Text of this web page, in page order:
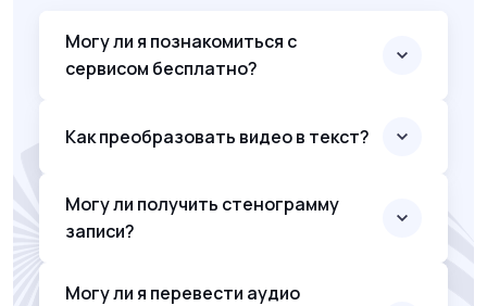
Могу ли я познакомиться с
сервисом бесплатно?
Как преобразовать видео в текст?
Могу ли получить стенограмму
записи?
Могу ли я перевести аудио